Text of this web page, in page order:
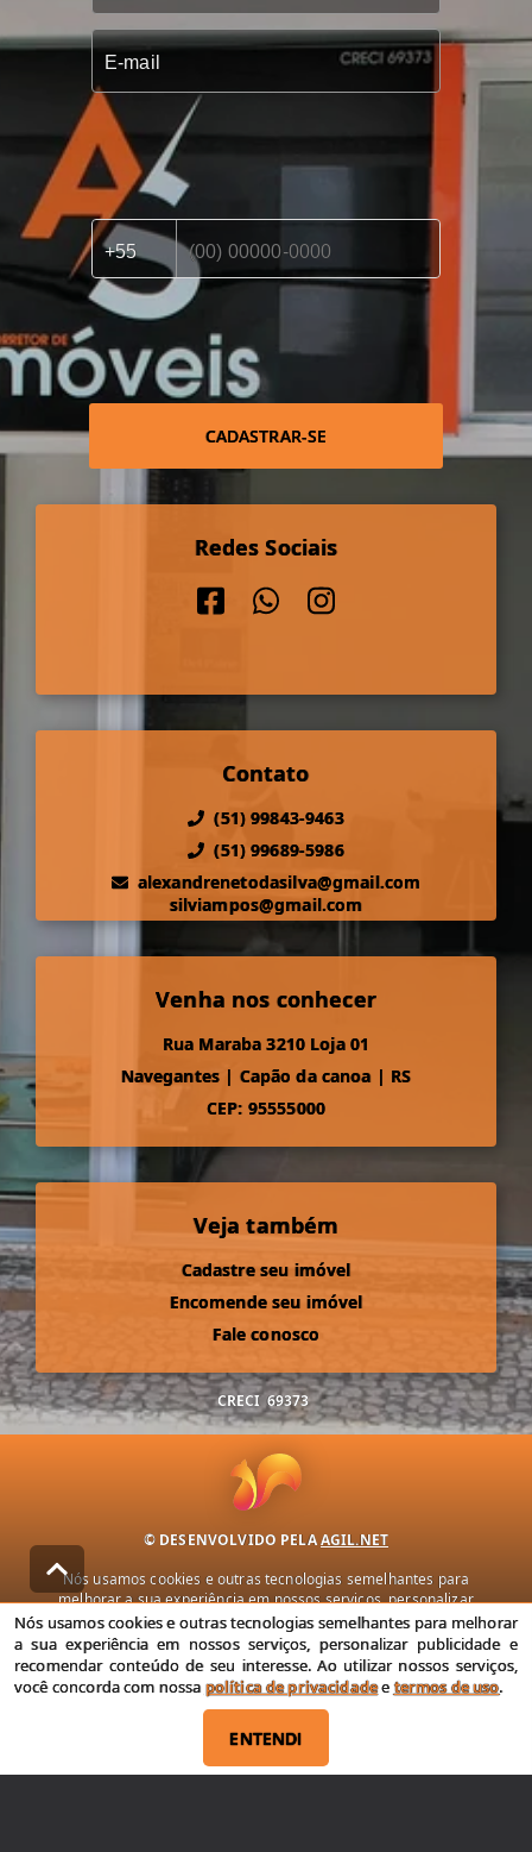
CADASTRAR-SE
Redes Sociais
Contato
(51) 99843-9463
(51) 99689-5986
alexandrenetodasilva@gmail.com
silviampos@gmail.com
Venha nos conhecer
Rua Maraba 3210 Loja 01
Navegantes | Capão da canoa | RS
CEP: 95555000
Veja também
Cadastre seu imóvel
Encomende seu imóvel
Fale conosco
CRECI 69373
© DESENVOLVIDO PELAAGIL.NET
Nós usamos cookies e outras tecnologias semelhantes para
melhorar a sua experiência em nossos serviços, personalizar
publicidade e recomendar conteúdo de seu interesse. Ao utilizar
nossos serviços, você concorda com nossa política de privacidade e
termos de uso.
Política de Privacidade Termos de uso
Nós usamos cookies e outras tecnologias semelhantes para melhorar
a sua experiência em nossos serviços, personalizar publicidade e
recomendar conteúdo de seu interesse. Ao utilizar nossos serviços,
você concorda com nossa política de privacidadeetermos de uso.
ENTENDI